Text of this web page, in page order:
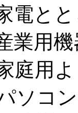
電と
業用
庭用
ソコ